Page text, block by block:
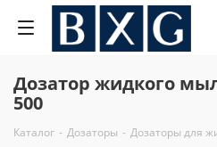
Дозатор жидкого
500
Каталог - Дозаторы - Дозаторы для